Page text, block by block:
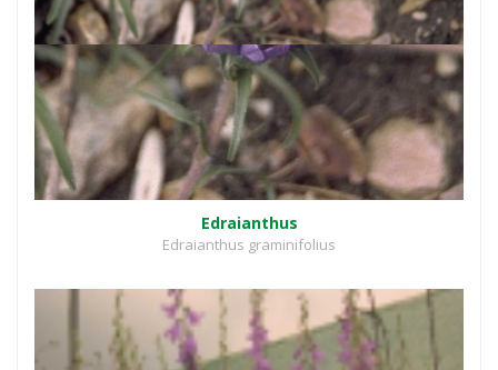
Edraianthus
Edraianthus graminifolius